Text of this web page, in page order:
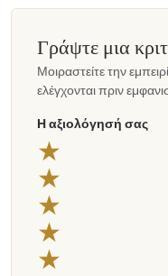
Γράψτε μια
Μοιραστείτε την
ελέγχονται πριν
Η αξιολόγησή σας
★
★
★
★
★